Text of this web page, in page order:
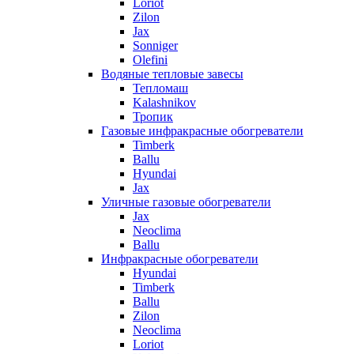
Loriot
Zilon
Jax
Sonniger
Olefini
Водяные тепловые завесы
Тепломаш
Kalashnikov
Тропик
Газовые инфракрасные обогреватели
Timberk
Ballu
Hyundai
Jax
Уличные газовые обогреватели
Jax
Neoclima
Ballu
Инфракрасные обогреватели
Hyundai
Timberk
Ballu
Zilon
Neoclima
Loriot